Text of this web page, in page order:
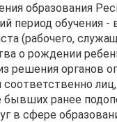
образования
период обучения -
(рабочего,
о рождении
решения органов
соответственно
бывших ранее
в сфере